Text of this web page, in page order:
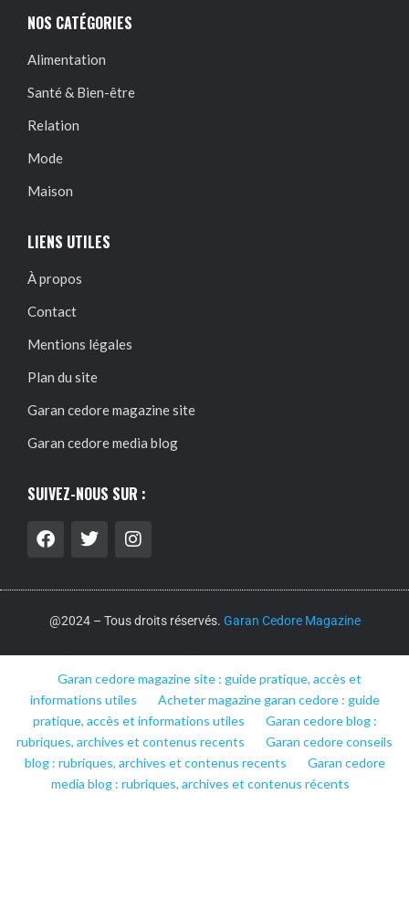
NOS CATÉGORIES
Alimentation
Santé & Bien-être
Relation
Mode
Maison
LIENS UTILES
À propos
Contact
Mentions légales
Plan du site
Garan cedore magazine site
Garan cedore media blog
SUIVEZ-NOUS SUR :
@2024 – Tous droits réservés. Garan Cedore Magazine
Garan cedore magazine site : guide pratique, accès et
informations utiles
Acheter magazine garan cedore : guide
pratique, accès et informations utiles
Garan cedore blog :
rubriques, archives et contenus recents
Garan cedore conseils
blog : rubriques, archives et contenus recents
Garan cedore
media blog : rubriques, archives et contenus récents